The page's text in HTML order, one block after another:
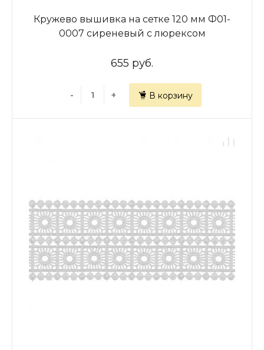
Кружево вышивка на сетке 120 мм Ф01-
0007 сиреневый с люрексом
655 руб.
- + В корзину